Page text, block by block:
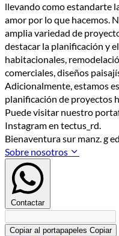
llevando como estandarte
amor por lo que hacemos.
amplia variedad de
destacar la planificación y
habitacionales,
comerciales, diseños
Adicionalmente, estamos
planificación de proyectos
Puede visitar nuestro
Instagram en tectus_rd.
Bienaventura sur manz. g
Sobre nosotros
Contactar
Copiar al portapapeles Copiar